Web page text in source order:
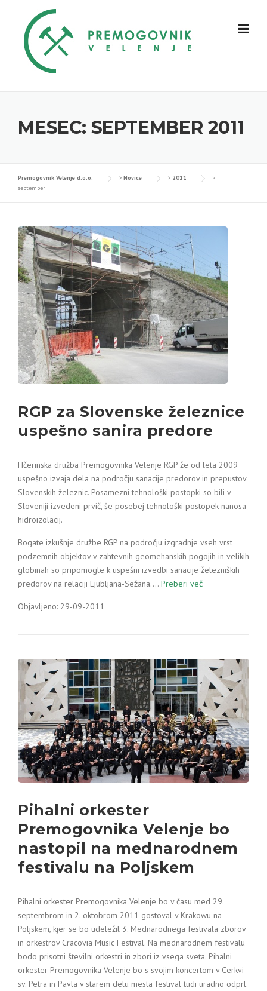
content
MESEC: SEPTEMBER 2011
Premogovnik Velenje d.o.o. > Novice > 2011
>
september
RGP za Slovenske železnice
uspešno sanira predore
Hčerinska družba Premogovnika Velenje RGP že od leta 2009
uspešno izvaja dela na področju sanacije predorov in prepustov
Slovenskih železnic. Posamezni tehnološki postopki so bili v
Sloveniji izvedeni prvič, še posebej tehnološki postopek nanosa
hidroizolacij.
Bogate izkušnje družbe RGP na področju izgradnje vseh vrst
podzemnih objektov v zahtevnih geomehanskih pogojih in velikih
globinah so pripomogle k uspešni izvedbi sanacije železniških
predorov na relaciji Ljubljana-Sežana.… Preberi več
Objavljeno: 29-09-2011
Pihalni orkester
Premogovnika Velenje bo
nastopil na mednarodnem
festivalu na Poljskem
Pihalni orkester Premogovnika Velenje bo v času med 29.
septembrom in 2. oktobrom 2011 gostoval v Krakowu na
Poljskem, kjer se bo udeležil 3. Mednarodnega festivala zborov
in orkestrov Cracovia Music Festival. Na mednarodnem festivalu
bodo prisotni številni orkestri in zbori iz vsega sveta. Pihalni
orkester Premogovnika Velenje bo s svojim koncertom v Cerkvi
sv. Petra in Pavla v starem delu mesta festival tudi uradno odprl.